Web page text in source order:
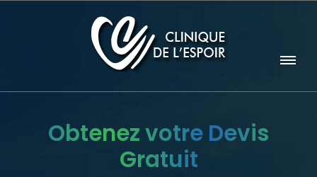
Obtenez votre Devis
Gratuit